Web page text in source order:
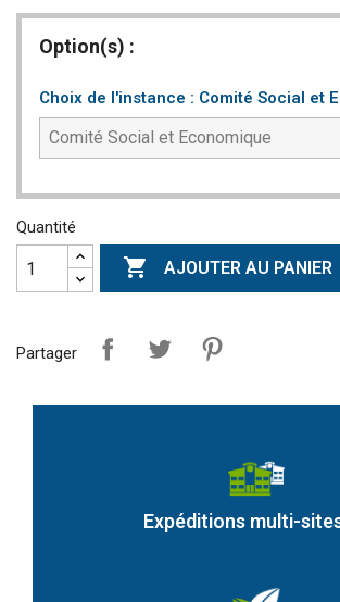
Option(s) :
Choix de l'instance : Comité Social et
Quantité
 AJOUTER AU PANIER
Partager
Expéditions multi-